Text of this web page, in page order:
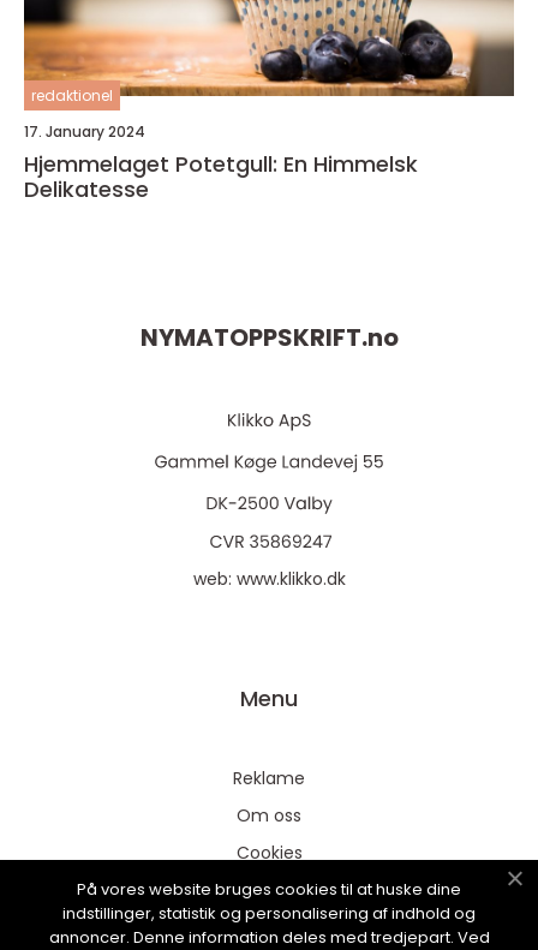
redaktionel
17. January 2024
Hjemmelaget Potetgull: En Himmelsk
Delikatesse
NYMATOPPSKRIFT.no
web: www.klikko.dk
Menu
Reklame
Om oss
Cookies
Kontakt Oss
Sitemap
På vores website bruges cookies til at huske dine
indstillinger, statistik og personalisering af indhold og
annoncer. Denne information deles med tredjepart. Ved